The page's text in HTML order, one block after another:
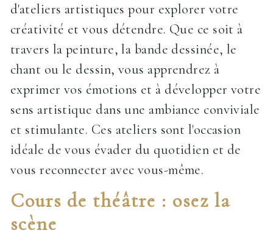
d'ateliers artistiques pour explorer votre
créativité et vous détendre. Que ce soit à
travers la peinture, la bande dessinée, le
chant ou le dessin, vous apprendrez à
exprimer vos émotions et à développer votre
sens artistique dans une ambiance conviviale
et stimulante. Ces ateliers sont l'occasion
idéale de vous évader du quotidien et de
vous reconnecter avec vous-même.
Cours de théâtre : osez la
scène